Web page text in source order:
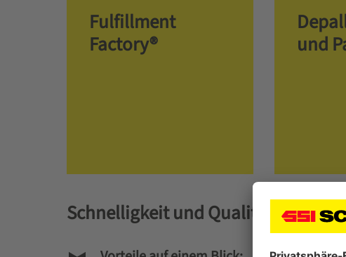
Fulfillment
Factory®
und
Schnelligkeit und Qualität bei der